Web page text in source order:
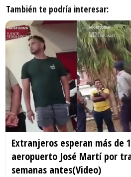
También te podría interesar:
Extranjeros esperan más de
aeropuerto José Martí por
semanas antes(Video)